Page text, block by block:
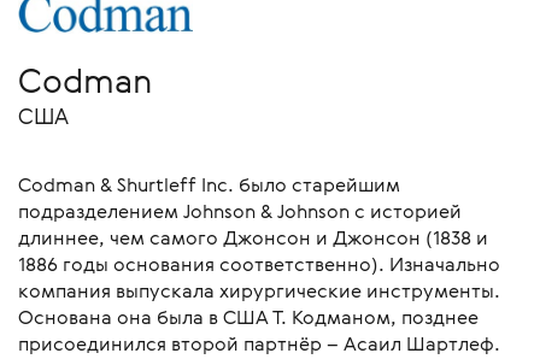
Codman
США
Codman & Shurtleff Inc. было старейшим
подразделением Johnson & Johnson с историей
длиннее, чем самого Джонсон и Джонсон (1838 и
1886 годы основания соответственно). Изначально
компания выпускала хирургические инструменты.
Основана она была в США Т. Кодманом, позднее
присоединился второй партнёр – Асаил Шартлеф.